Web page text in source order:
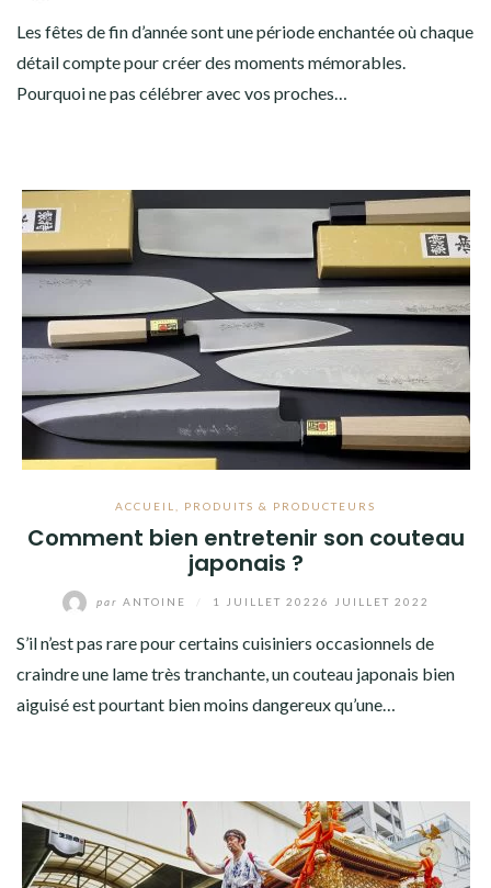
Les fêtes de fin d’année sont une période enchantée où chaque
détail compte pour créer des moments mémorables.
Pourquoi ne pas célébrer avec vos proches…
ACCUEIL PRODUITS & PRODUCTEURS
Comment bien entretenir son couteau
japonais ?
par ANTOINE 1 JUILLET 2022 6 JUILLET 2022
S’il n’est pas rare pour certains cuisiniers occasionnels de
craindre une lame très tranchante, un couteau japonais bien
aiguisé est pourtant bien moins dangereux qu’une…